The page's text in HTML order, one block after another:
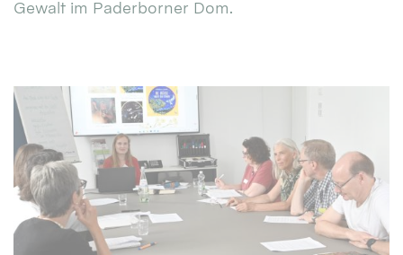
Gewalt im Paderborner Dom.